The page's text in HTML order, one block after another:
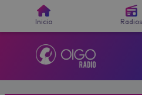
Inicio Radios